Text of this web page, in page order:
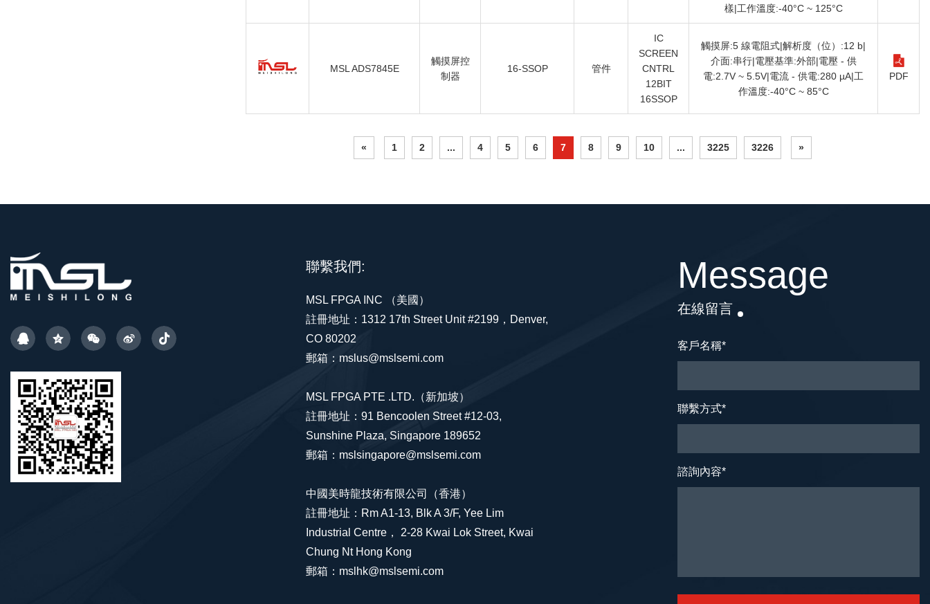
樣|工作溫度:-40°C ~ 125°C
MSL ADS7845E
觸摸屏控
制器
16-SSOP 管件
IC
SCREEN
CNTRL
12BIT
16SSOP
觸摸屏:5 線電阻式|解析度（位）:12 b|
介面:串行|電壓基準:外部|電壓 - 供
電:2.7V ~ 5.5V|電流 - 供電:280 µA|工
作溫度:-40°C ~ 85°C
PDF
« 1 2 ... 4 5 6 7 8 9 10 ... 3225 3226 »
聯繫我們:
MSL FPGA INC （美國）
註冊地址：1312 17th Street Unit #2199，Denver,
CO 80202
郵箱：mslus@mslsemi.com
MSL FPGA PTE .LTD.（新加坡）
註冊地址：91 Bencoolen Street #12-03,
Sunshine Plaza, Singapore 189652
郵箱：mslsingapore@mslsemi.com
中國美時龍技術有限公司（香港）
註冊地址：Rm A1-13, Blk A 3/F, Yee Lim
Industrial Centre， 2-28 Kwai Lok Street, Kwai
Chung Nt Hong Kong
郵箱：mslhk@mslsemi.com
Message
在線留言
客戶名稱*
聯繫方式*
諮詢內容*